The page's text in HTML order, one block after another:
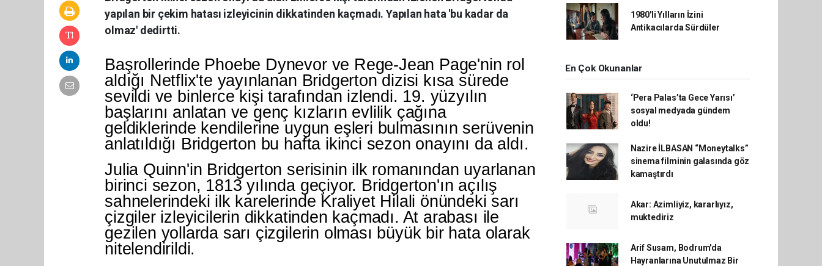
yapılan bir çekim hatası izleyicinin dikkatinden kaçmadı. Yapılan hata 'bu kadar da
olmaz' dedirtti.
Başrollerinde Phoebe Dynevor ve Rege-Jean Page'nin rol
aldığı Netflix'te yayınlanan Bridgerton dizisi kısa sürede
sevildi ve binlerce kişi tarafından izlendi. 19. yüzyılın
başlarını anlatan ve genç kızların evlilik çağına
geldiklerinde kendilerine uygun eşleri bulmasının serüvenin
anlatıldığı Bridgerton bu hafta ikinci sezon onayını da aldı.
Julia Quinn'in Bridgerton serisinin ilk romanından uyarlanan
birinci sezon, 1813 yılında geçiyor. Bridgerton'ın açılış
sahnelerindeki ilk karelerinde Kraliyet Hilali önündeki sarı
çizgiler izleyicilerin dikkatinden kaçmadı. At arabası ile
gezilen yollarda sarı çizgilerin olması büyük bir hata olarak
nitelendirildi.
1980'li Yılların İzini
Antikacılarda Sürdüler
En Çok Okunanlar
‘Pera Palas’ta Gece Yarısı’
sosyal medyada gündem
oldu!
Nazire İLBASAN “Moneytalks”
sinema filminin galasında göz
kamaştırdı
Akar: Azimliyiz, kararlıyız,
muktediriz
Arif Susam, Bodrum'da
Hayranlarına Unutulmaz Bir